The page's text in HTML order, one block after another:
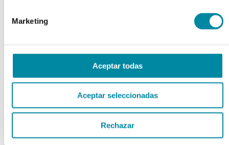
Marketing
Aceptar todas
Aceptar seleccionadas
Rechazar
chevron_left chevron_right